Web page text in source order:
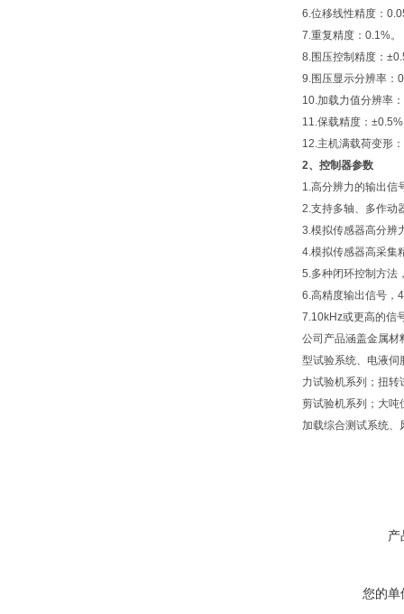
6.位移线性精度：
7.重复精度：0.1%。
8.围压控制精度：
9.围压显示分辨率：
10.加载力值分辨率
11.保载精度：
12.主机满载荷变形
2、控制器参数
1.高分辨力的输出信
2.支持多轴、多作动
3.模拟传感器高分辨
4.模拟传感器高采集
5.多种闭环控制方法
6.高精度输出信号，
7.10kHz或更高的信
公司产品涵盖金属材
型试验系统、电液
力试验机系列；扭
剪试验机系列；大吨
加载综合测试系统、
产
您的单